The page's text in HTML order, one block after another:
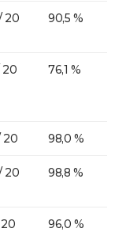
20 90,5 %
20 76,1 %
20 98,0 %
20 98,8 %
20 96,0 %